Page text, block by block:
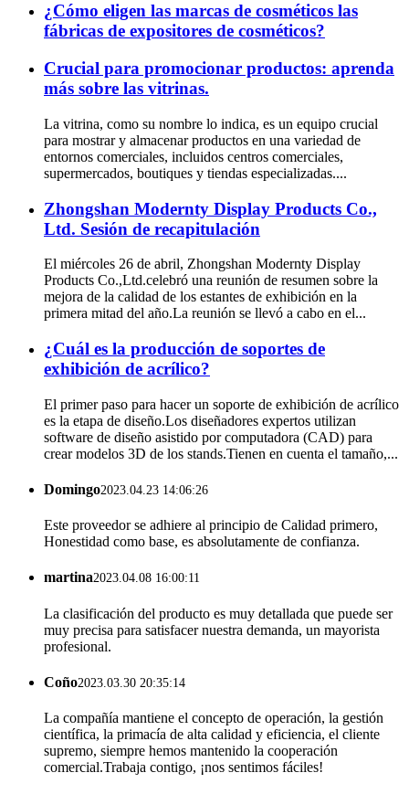
¿Cómo eligen las marcas de cosméticos las
fábricas de expositores de cosméticos?
Crucial para promocionar productos: aprenda
más sobre las vitrinas.
La vitrina, como su nombre lo indica, es un equipo crucial
para mostrar y almacenar productos en una variedad de
entornos comerciales, incluidos centros comerciales,
supermercados, boutiques y tiendas especializadas....
Zhongshan Modernty Display Products Co.,
Ltd. Sesión de recapitulación
El miércoles 26 de abril, Zhongshan Modernty Display
Products Co.,Ltd.celebró una reunión de resumen sobre la
mejora de la calidad de los estantes de exhibición en la
primera mitad del año.La reunión se llevó a cabo en el...
¿Cuál es la producción de soportes de
exhibición de acrílico?
El primer paso para hacer un soporte de exhibición de acrílico
es la etapa de diseño.Los diseñadores expertos utilizan
software de diseño asistido por computadora (CAD) para
crear modelos 3D de los stands.Tienen en cuenta el tamaño,...
Domingo2023.04.23 14:06:26
Este proveedor se adhiere al principio de Calidad primero,
Honestidad como base, es absolutamente de confianza.
martina2023.04.08 16:00:11
La clasificación del producto es muy detallada que puede ser
muy precisa para satisfacer nuestra demanda, un mayorista
profesional.
Coño2023.03.30 20:35:14
La compañía mantiene el concepto de operación, la gestión
científica, la primacía de alta calidad y eficiencia, el cliente
supremo, siempre hemos mantenido la cooperación
comercial.Trabaja contigo, ¡nos sentimos fáciles!